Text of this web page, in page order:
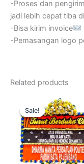
-Proses dan
jadi lebih cepat tiba
-Bisa kirim invoice
-Pemasangan logo
Related products
Sale!
Sale!
Original
price
was: